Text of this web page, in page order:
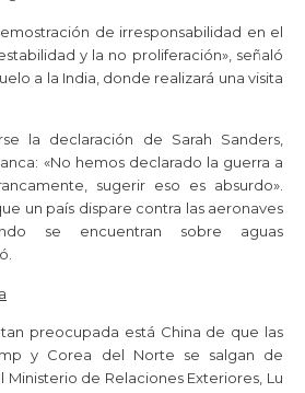
de irresponsabilidad en el
y la no proliferación», señaló
a la India, donde realizará una visita
la declaración de Sarah Sanders,
«No hemos declarado la guerra a
sugerir eso es absurdo».
un país dispare contra las aeronaves
se encuentran sobre aguas
preocupada está China de que las
y Corea del Norte se salgan de
de Relaciones Exteriores, Lu